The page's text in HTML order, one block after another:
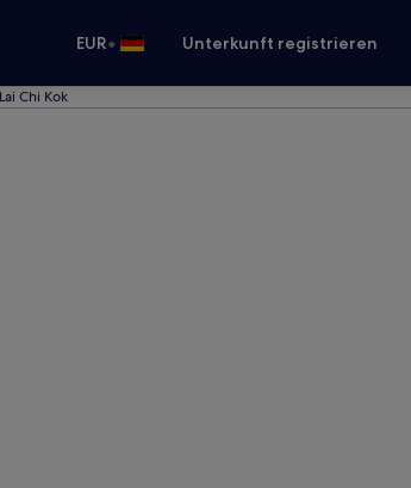
EUR• Unterkunft registrieren
Chi Kok